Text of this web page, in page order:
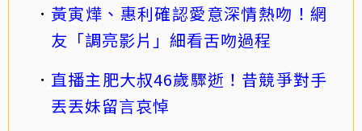
黃寅燁、惠利確認愛意深情熱吻！網
友「調亮影片」細看舌吻過程
直播主肥大叔46歲驟逝！昔競爭對手
丟丟妹留言哀悼